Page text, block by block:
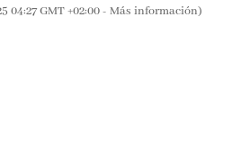
04:27 GMT +02:00 -Más información)